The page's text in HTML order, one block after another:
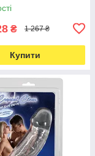
₴ 1 267 ₴
Купити